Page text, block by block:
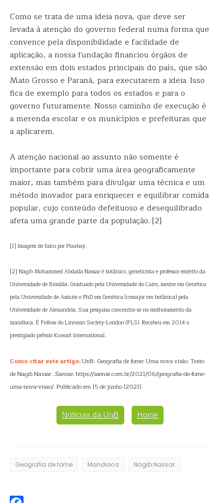
Como se trata de uma ideia nova, que deve ser
levada à atenção do governo federal numa forma que
convence pela disponibilidade e facilidade de
aplicação, a nossa fundação financiou órgãos de
extensão em dois estados principais do país, que são
Mato Grosso e Paraná, para executarem a ideia. Isso
fica de exemplo para todos os estados e para o
governo futuramente. Nosso caminho de execução é
a merenda escolar e os municípios e prefeituras que
a aplicarem.
A atenção nacional ao assunto não somente é
importante para cobrir uma área geograficamente
maior, mas também para divulgar uma técnica e um
método inovador para enriquecer e equilibrar comida
popular, cujo conteúdo defeituoso e desequilibrado
afeta uma grande parte da população. [2]
[1] Imagem de falco por Pixabay.
[2] Nagib Mohammed Abdalla Nassar é botânico, geneticista e professor emérito da
Universidade de Brasília. Graduado pela Universidade do Cairo, mestre em Genética
pela Universidade de Assiute e PhD em Genética (comajor em botânica) pela
Universidade de Alexandria. Sua pesquisa concentra-se no melhoramento da
mandioca. É Fellow do Linnean Society-London (FLS). Recebeu em 2014 o
prestigiado prêmio Kuwait International.
Como citar este artigo:UnB. Geografia de fome: Uma nova visão. Texto
de Nagib Nassar. Saense. https://saense.com.br/2021/06/geografia-de-fome-
uma-nova-visao/. Publicado em 15 de junho (2021).
Notícias da UnB Home
Geografia de fome Mandioca Nagib Nassar